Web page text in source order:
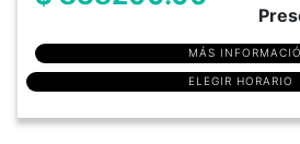
MÁS
ELEGIR HORARIO